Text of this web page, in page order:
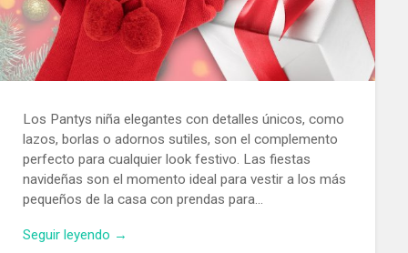
Los Pantys niña elegantes con detalles únicos, como
lazos, borlas o adornos sutiles, son el complemento
perfecto para cualquier look festivo. Las fiestas
navideñas son el momento ideal para vestir a los más
pequeños de la casa con prendas para…
Seguir leyendo →